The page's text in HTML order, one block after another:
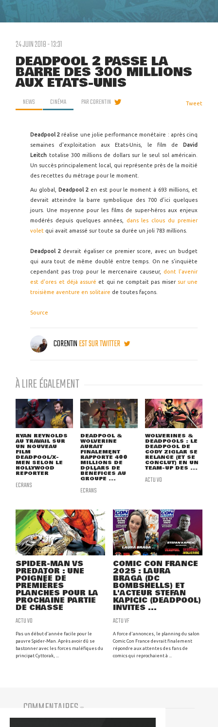
24 JUIN 2018 - 13:31
DEADPOOL 2 PASSE LA
BARRE DES 300 MILLIONS
AUX ETATS-UNIS
NEWS CINÉMA PARCORENTIN Tweet
Deadpool 2 réalise une jolie performance monétaire : après cinq
semaines d'exploitation aux Etats-Unis, le film de David
Leitch totalise 300 millions de dollars sur le seul sol américain.
Un succès principalement local, qui représente près de la moitié
des recettes du métrage pour le moment.
Au global, Deadpool 2en est pour le moment à 693 millions, et
devrait atteindre la barre symbolique des 700 d'ici quelques
jours. Une moyenne pour les films de super-héros aux enjeux
modérés depuis quelques années,
dans les clous du premier
volet qui avait amassé sur toute sa durée un joli 783 millions.
Deadpool 2devrait égaliser ce premier score, avec un budget
qui aura tout de même doublé entre temps. On ne s'inquiète
cependant pas trop pour le mercenaire causeur, dont l'avenir
est d'ores et déjà assuré et qui ne comptait pas miser sur une
troisième aventure en solitaire de toutes façons.
Source
CORENTINEST SUR TWITTER
À LIRE ÉGALEMENT
RYAN REYNOLDS
AU TRAVAIL SUR
UN NOUVEAU
FILM
DEADPOOL/X-
MEN SELON LE
HOLLYWOOD
REPORTER
ECRANS
DEADPOOL &
WOLVERINE
AURAIT
FINALEMENT
RAPPORTÉ 400
MILLIONS DE
DOLLARS DE
BÉNÉFICES AU
GROUPE ...
ECRANS
WOLVERINES &
DEADPOOLS : LE
DEADPOOL DE
CODY ZIGLAR SE
RELANCE (ET SE
CONCLUT) EN UN
TEAM-UP DES ...
ACTU VO
SPIDER-MAN VS
PREDATOR : UNE
POIGNÉE DE
PREMIÈRES
PLANCHES POUR LA
PROCHAINE PARTIE
DE CHASSE
ACTU VO
Pas un début d'année facile pour le
pauvre Spider-Man. Après avoir dû se
bastonner avec les forces maléfiques du
principat Cyttorak, ...
COMIC CON FRANCE
2025 : LAURA
BRAGA (DC
BOMBSHELLS) ET
L'ACTEUR STEFAN
KAPICIC (DEADPOOL)
INVITÉS ...
ACTU VF
A force d'annonces, le planning du salon
Comic Con France devrait finalement
répondre aux attentes des fans de
comics qui reprochaient à ...
COMMENTAIRES (0)